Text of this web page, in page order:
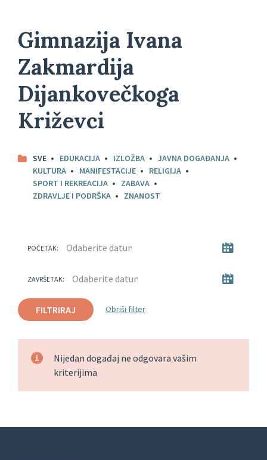
Gimnazija Ivana
Zakmardija
Dijankovečkoga
Križevci
SVE EDUKACIJA IZLOŽBA
JAVNA DOGAĐANJA
KULTURA
MANIFESTACIJE
RELIGIJA
SPORT I REKREACIJA
ZABAVA
ZDRAVLJE I PODRŠKA
ZNANOST
POČETAK:
ZAVRŠETAK:
FILTRIRAJ Obriši filter
Nijedan događaj ne odgovara vašim
kriterijima